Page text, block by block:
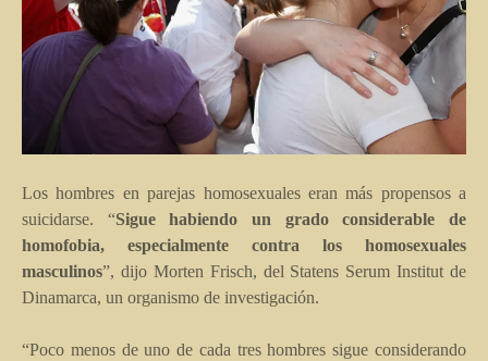
Los hombres en parejas homosexuales eran más propensos a
suicidarse. “Sigue habiendo un grado considerable de
homofobia, especialmente contra los homosexuales
masculinos”, dijo Morten Frisch, del Statens Serum Institut de
Dinamarca, un organismo de investigación.
“Poco menos de uno de cada tres hombres sigue considerando